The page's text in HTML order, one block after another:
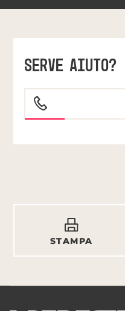
SERVE AIUTO?
STAMPA